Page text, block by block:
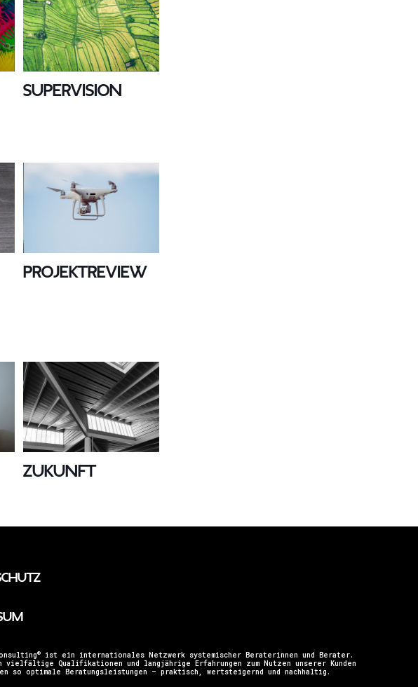
Supervision
Projekt­review
Zukunft
®
ist ein internationales Netzwerk systemischer Beraterinnen und Berater.
vielfältige Qualifikationen und langjährige Erfahrungen zum Nutzen unserer Kunden
so optimale Beratungsleistungen – praktisch, wertsteigernd und nachhaltig.